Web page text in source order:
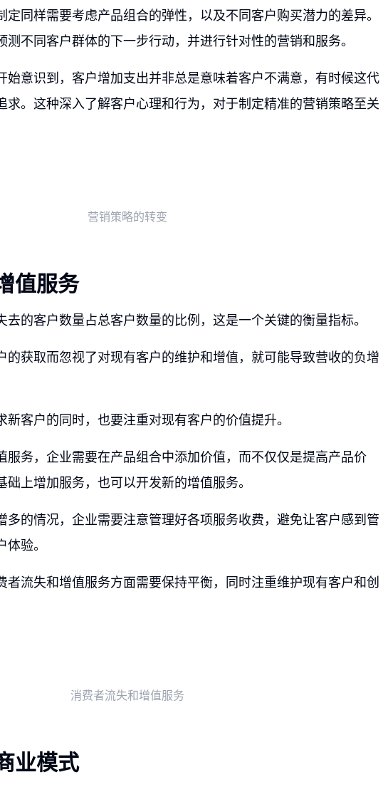
定同样需要考虑产品组合的弹性，以及不同客户购买潜力的差异。
测不同客户群体的下一步行动，并进行针对性的营销和服务。
始意识到，客户增加支出并非总是意味着客户不满意，有时候这代
求。这种深入了解客户心理和行为，对于制定精准的营销策略至关
营销策略的转变
值服务
去的客户数量占总客户数量的比例，这是一个关键的衡量指标。
的获取而忽视了对现有客户的维护和增值，就可能导致营收的负增
新客户的同时，也要注重对现有客户的价值提升。
服务，企业需要在产品组合中添加价值，而不仅仅是提高产品价
上增加服务，也可以开发新的增值服务。
多的情况，企业需要注意管理好各项服务收费，避免让客户感到管
验。
者流失和增值服务方面需要保持平衡，同时注重维护现有客户和创
消费者流失和增值服务
业模式